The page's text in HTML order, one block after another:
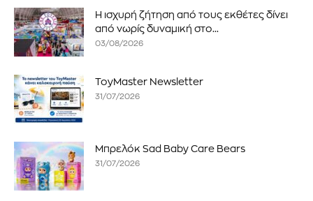
Η ισχυρή ζήτηση από τους εκθέτες δίνει
από νωρίς δυναμική στο...
03/08/2026
ToyMaster Newsletter
31/07/2026
Μπρελόκ Sad Baby Care Bears
31/07/2026